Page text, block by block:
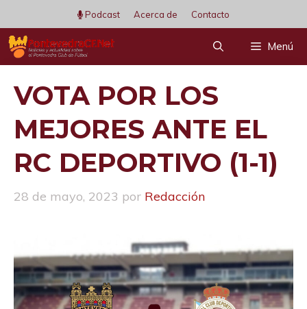
al
contenido
Podcast Acerca de Contacto
Menú
VOTA POR LOS
MEJORES ANTE EL
RC DEPORTIVO (1-1)
28 de mayo, 2023 por Redacción